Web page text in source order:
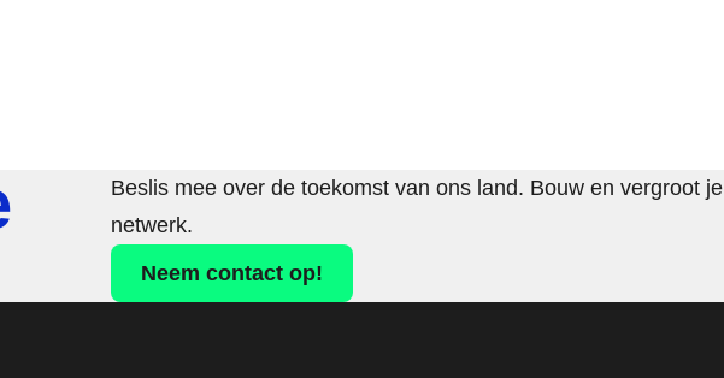
Beslis mee over de toekomst van ons land. Bouw en vergroot je
netwerk.
Neem contact op!